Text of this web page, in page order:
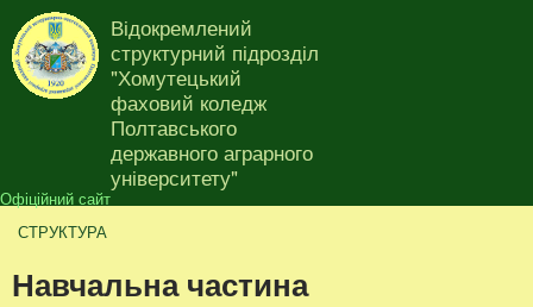
Перейти до основного
матеріалу
Відокремлений
структурний підрозділ
"Хомутецький
фаховий коледж
Полтавського
державного аграрного
університету"
Офіційний сайт
Ви є тут
СТРУКТУРА
Навчальна частина